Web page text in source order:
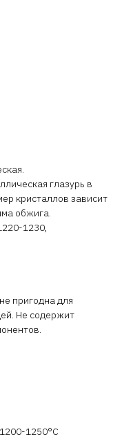
глазурь в
кристаллов зависит
обжига.
1230,
пригодна для
Не содержит
1250°C